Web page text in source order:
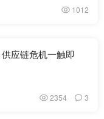
1012
应链危机一触即
2354 3